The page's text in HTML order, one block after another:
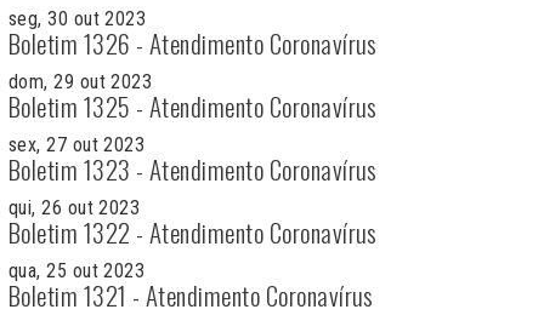
seg, 30 out 2023
Boletim 1326 - Atendimento Coronavírus
dom, 29 out 2023
Boletim 1325 - Atendimento Coronavírus
sex, 27 out 2023
Boletim 1323 - Atendimento Coronavírus
qui, 26 out 2023
Boletim 1322 - Atendimento Coronavírus
qua, 25 out 2023
Boletim 1321 - Atendimento Coronavírus